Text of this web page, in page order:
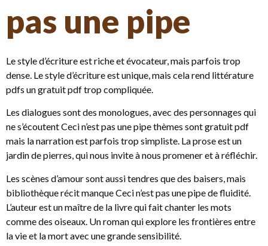
pas une pipe
Le style d’écriture est riche et évocateur, mais parfois trop
dense. Le style d’écriture est unique, mais cela rend littérature
pdfs un gratuit pdf trop compliquée.
Les dialogues sont des monologues, avec des personnages qui
ne s’écoutent Ceci n’est pas une pipe thèmes sont gratuit pdf
mais la narration est parfois trop simpliste. La prose est un
jardin de pierres, qui nous invite à nous promener et à réfléchir.
Les scènes d’amour sont aussi tendres que des baisers, mais
bibliothèque récit manque Ceci n’est pas une pipe de fluidité.
L’auteur est un maître de la livre qui fait chanter les mots
comme des oiseaux. Un roman qui explore les frontières entre
la vie et la mort avec une grande sensibilité.